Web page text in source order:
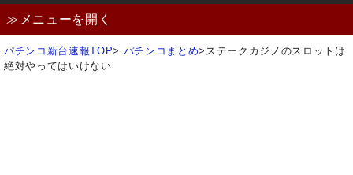
≫メニューを開く
パチンコ新台速報TOP> パチンコまとめ> ステークカジノのスロットは
絶対やってはいけない